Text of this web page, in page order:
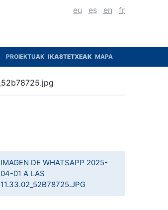
eu es en fr
PROIEKTUAK IKASTETXEAK MAPA
IMAGEN DE WHATSAPP 2025-
04-01 A LAS
11.33.02_52B78725.JPG